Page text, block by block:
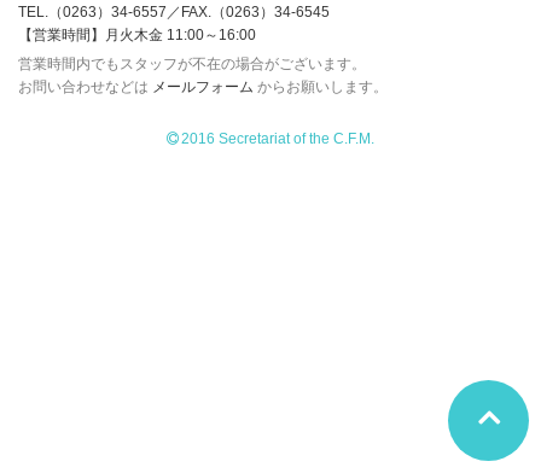
TEL.（0263）34-6557／FAX.（0263）34-6545
【営業時間】月火木金 11:00～16:00
営業時間内でもスタッフが不在の場合がございます。
お問い合わせなどは メールフォーム からお願いします。
2016 Secretariat of the C.F.M.